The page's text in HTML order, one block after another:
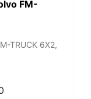
FM-
TRUCK 6X2,